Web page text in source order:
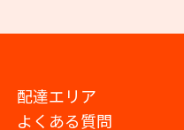
配達エリア
よくある質問